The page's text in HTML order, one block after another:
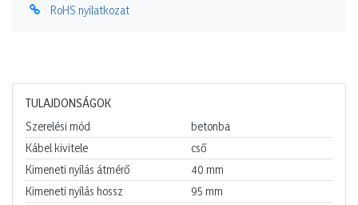
RoHS nyilatkozat
TULAJDONSÁGOK
Szerelési mód
betonba
Kábel kivitele
cső
Kimeneti nyílás átmérő
40 mm
Kimeneti nyílás hossz
95 mm